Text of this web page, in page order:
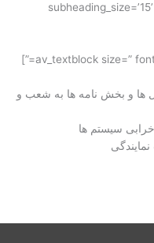
ها و بخش نامه ها به شعب و
سیستم ها